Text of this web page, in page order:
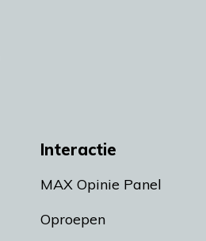
Interactie
MAX Opinie Panel
Oproepen